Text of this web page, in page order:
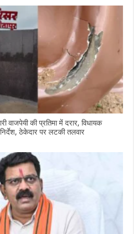
वाजपेयी की प्रतिमा में दरार, विधायक
ठेकेदार पर लटकी तलवार